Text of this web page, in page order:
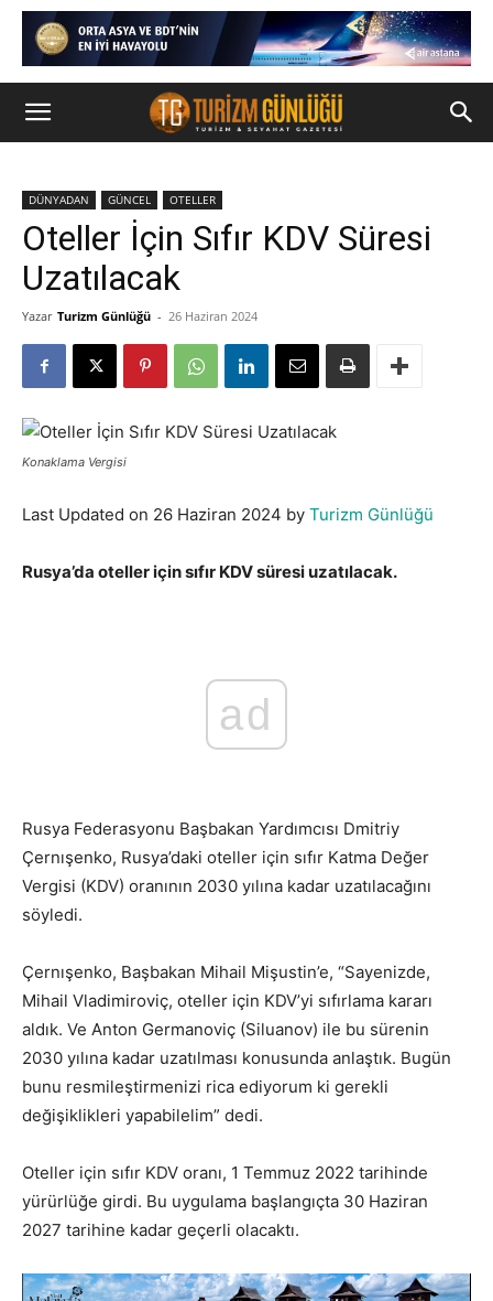
DÜNYADAN GÜNCEL OTELLER
Oteller İçin Sıfır KDV Süresi
Uzatılacak
Yazar Turizm Günlüğü - 26 Haziran 2024
Konaklama Vergisi
Last Updated on 26 Haziran 2024 by Turizm Günlüğü
Rusya’da oteller için sıfır KDV süresi uzatılacak.
ad
Rusya Federasyonu Başbakan Yardımcısı Dmitriy
Çernışenko, Rusya’daki oteller için sıfır Katma Değer
Vergisi (KDV) oranının 2030 yılına kadar uzatılacağını
söyledi.
Çernışenko, Başbakan Mihail Mişustin’e, “Sayenizde,
Mihail Vladimiroviç, oteller için KDV’yi sıfırlama kararı
aldık. Ve Anton Germanoviç (Siluanov) ile bu sürenin
2030 yılına kadar uzatılması konusunda anlaştık. Bugün
bunu resmileştirmenizi rica ediyorum ki gerekli
değişiklikleri yapabilelim” dedi.
Oteller için sıfır KDV oranı, 1 Temmuz 2022 tarihinde
yürürlüğe girdi. Bu uygulama başlangıçta 30 Haziran
2027 tarihine kadar geçerli olacaktı.